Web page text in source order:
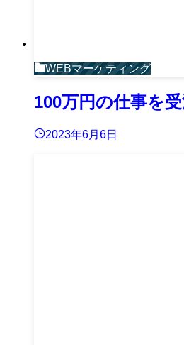
WEBマーケティング
100万円の仕事を
2023年6月6日